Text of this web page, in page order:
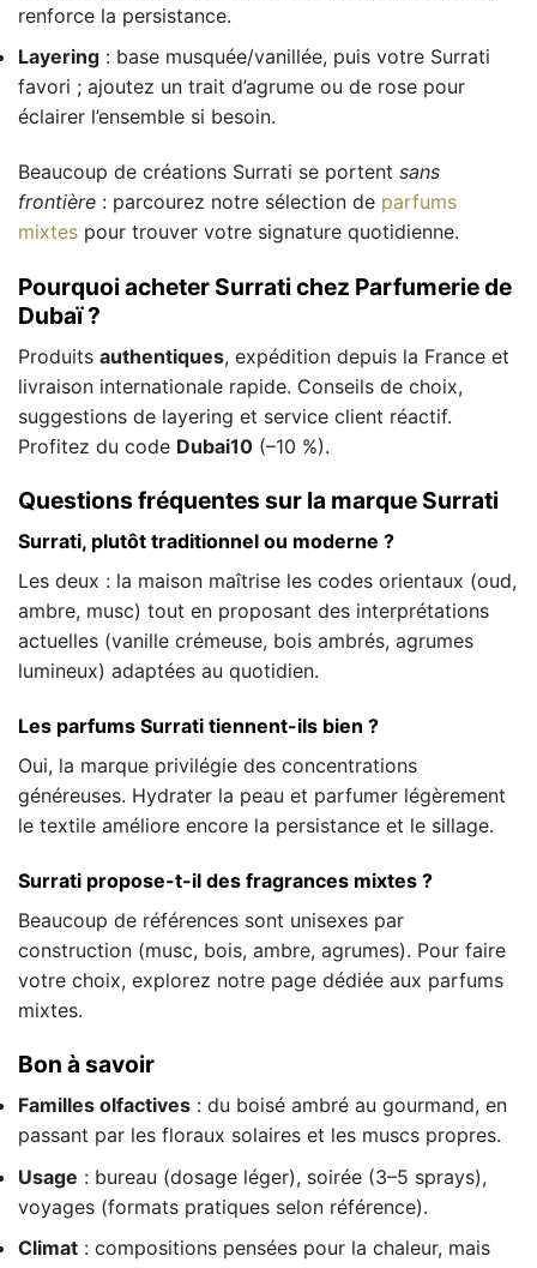
renforce la persistance.
Layering : base musquée/vanillée, puis votre Surrati
favori ; ajoutez un trait d’agrume ou de rose pour
éclairer l’ensemble si besoin.
Beaucoup de créations Surrati se portent sans
frontière : parcourez notre sélection de parfums
mixtes pour trouver votre signature quotidienne.
Pourquoi acheter Surrati chez Parfumerie de
Dubaï ?
Produits authentiques, expédition depuis la France et
livraison internationale rapide. Conseils de choix,
suggestions de layering et service client réactif.
Profitez du code Dubai10 (–10 %).
Questions fréquentes sur la marque Surrati
Surrati, plutôt traditionnel ou moderne ?
Les deux : la maison maîtrise les codes orientaux (oud,
ambre, musc) tout en proposant des interprétations
actuelles (vanille crémeuse, bois ambrés, agrumes
lumineux) adaptées au quotidien.
Les parfums Surrati tiennent-ils bien ?
Oui, la marque privilégie des concentrations
généreuses. Hydrater la peau et parfumer légèrement
le textile améliore encore la persistance et le sillage.
Surrati propose-t-il des fragrances mixtes ?
Beaucoup de références sont unisexes par
construction (musc, bois, ambre, agrumes). Pour faire
votre choix, explorez notre page dédiée aux parfums
mixtes.
Bon à savoir
Familles olfactives : du boisé ambré au gourmand, en
passant par les floraux solaires et les muscs propres.
Usage : bureau (dosage léger), soirée (3–5 sprays),
voyages (formats pratiques selon référence).
Climat : compositions pensées pour la chaleur, mais